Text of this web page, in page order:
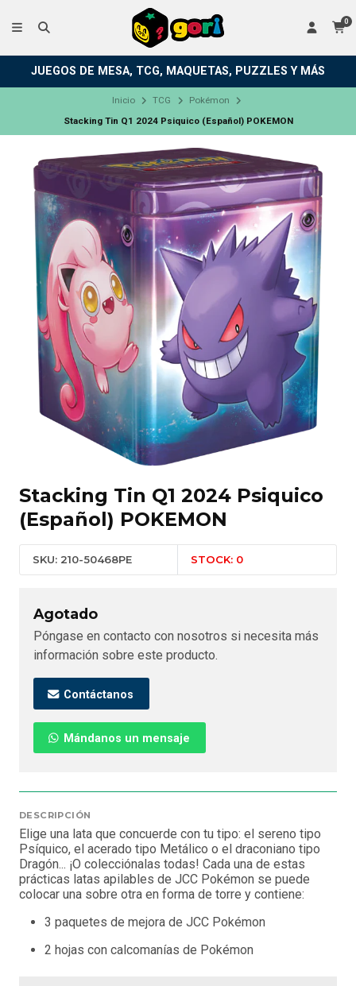
0
JUEGOS DE MESA, TCG, MAQUETAS, PUZZLES Y MÁS
Inicio TCG
Pokémon
Stacking Tin Q1 2024 Psiquico (Español) POKEMON
Stacking Tin Q1 2024 Psiquico
(Español) POKEMON
SKU: 210-50468PE STOCK: 0
Agotado
Póngase en contacto con nosotros si necesita más
información sobre este producto.
Contáctanos
Mándanos un mensaje
DESCRIPCIÓN
Elige una lata que concuerde con tu tipo: el sereno tipo
Psíquico, el acerado tipo Metálico o el draconiano tipo
Dragón... ¡O colecciónalas todas! Cada una de estas
prácticas latas apilables de JCC Pokémon se puede
colocar una sobre otra en forma de torre y contiene:
3 paquetes de mejora de JCC Pokémon
2 hojas con calcomanías de Pokémon